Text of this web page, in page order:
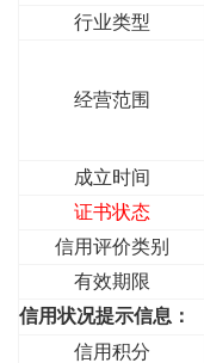
行业类型
经营范围
成立时间
证书状态
信用评价类别
有效期限
信用状况提示信息：
信用积分